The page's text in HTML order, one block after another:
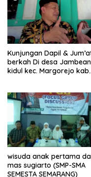
Kunjungan Dapil &
berkah Di desa Jambean
kidul kec. Margorejo kab.
wisuda anak pertama
mas sugiarto (SMP-SMA
SEMESTA SEMARANG)